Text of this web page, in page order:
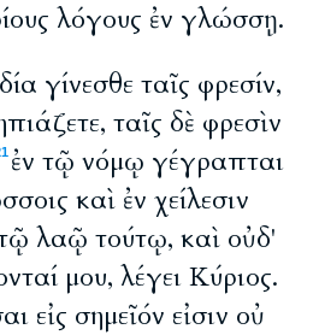
λόγους ἐν γλώσσῃ.
γίνεσθε ταῖς φρεσίν,
ταῖς δὲ φρεσὶν
ἐν τῷ νόμῳ γέγραπται
καὶ ἐν χείλεσιν
λαῷ τούτῳ, καὶ οὐδ'
μου, λέγει Κύριος.
εἰς σημεῖόν εἰσιν οὐ